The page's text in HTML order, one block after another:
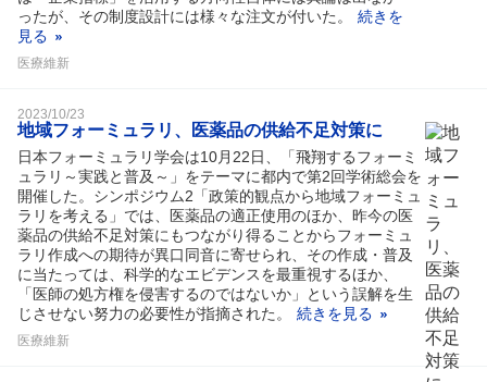
ったが、その制度設計には様々な注文が付いた。
続きを
見る
医療維新
2023/10/23
地域フォーミュラリ、医薬品の供給不足対策に
日本フォーミュラリ学会は10月22日、「飛翔するフォーミ
ュラリ～実践と普及～」をテーマに都内で第2回学術総会を
開催した。シンポジウム2「政策的観点から地域フォーミュ
ラリを考える」では、医薬品の適正使用のほか、昨今の医
薬品の供給不足対策にもつながり得ることからフォーミュ
ラリ作成への期待が異口同音に寄せられ、その作成・普及
に当たっては、科学的なエビデンスを最重視するほか、
「医師の処方権を侵害するのではないか」という誤解を生
じさせない努力の必要性が指摘された。
続きを見る
医療維新